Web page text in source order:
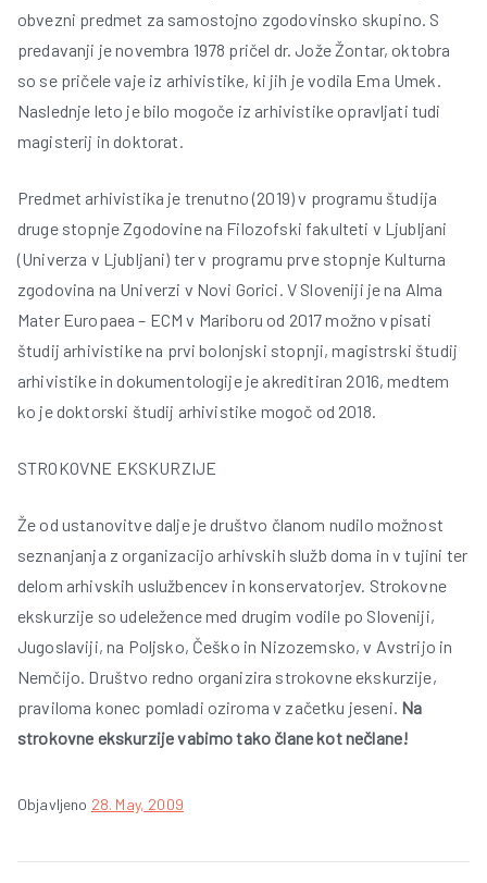
obvezni predmet za samostojno zgodovinsko skupino. S
predavanji je novembra 1978 pričel dr. Jože Žontar, oktobra
so se pričele vaje iz arhivistike, ki jih je vodila Ema Umek.
Naslednje leto je bilo mogoče iz arhivistike opravljati tudi
magisterij in doktorat.
Predmet arhivistika je trenutno (2019) v programu študija
druge stopnje Zgodovine na Filozofski fakulteti v Ljubljani
(Univerza v Ljubljani) ter v programu prve stopnje Kulturna
zgodovina na Univerzi v Novi Gorici. V Sloveniji je na Alma
Mater Europaea – ECM v Mariboru od 2017 možno vpisati
študij arhivistike na prvi bolonjski stopnji, magistrski študij
arhivistike in dokumentologije je akreditiran 2016, medtem
ko je doktorski študij arhivistike mogoč od 2018.
STROKOVNE EKSKURZIJE
Že od ustanovitve dalje je društvo članom nudilo možnost
seznanjanja z organizacijo arhivskih služb doma in v tujini ter
delom arhivskih uslužbencev in konservatorjev. Strokovne
ekskurzije so udeležence med drugim vodile po Sloveniji,
Jugoslaviji, na Poljsko, Češko in Nizozemsko, v Avstrijo in
Nemčijo. Društvo redno organizira strokovne ekskurzije,
praviloma konec pomladi oziroma v začetku jeseni. Na
strokovne ekskurzije vabimo tako člane kot nečlane!
Objavljeno 28. May, 2009